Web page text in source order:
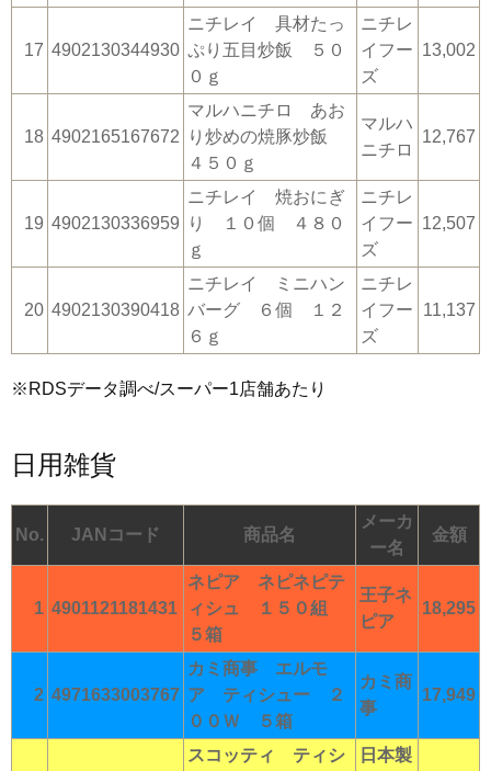
17 4902130344930
ニチレイ 具材たっ
ぷり五目炒飯 ５０
０ｇ
ニチレ
イフー
ズ
13,002
18 4902165167672
マルハニチロ あお
り炒めの焼豚炒飯
４５０ｇ
マルハ
ニチロ
12,767
19 4902130336959
ニチレイ 焼おにぎ
り １０個 ４８０
ｇ
ニチレ
イフー
ズ
12,507
20 4902130390418
ニチレイ ミニハン
バーグ ６個 １２
６ｇ
ニチレ
イフー
ズ
11,137
※RDSデータ調べ/スーパー1店舗あたり
日用雑貨
No. JANコード 商品名
メーカ
ー名
金額
1 4901121181431
ネピア ネピネピテ
ィシュ １５０組
５箱
王子ネ
ピア
18,295
2 4971633003767
カミ商事 エルモ
ア ティシュー ２
００Ｗ ５箱
カミ商
事
17,949
スコッティ ティシ
日本製